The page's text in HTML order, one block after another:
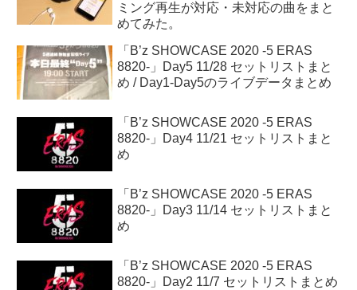
ミング再生が対応・未対応の曲をまと
めてみた。
「B’z SHOWCASE 2020 -5 ERAS
8820-」Day5 11/28 セットリストまと
め / Day1-Day5のライブデータまとめ
「B’z SHOWCASE 2020 -5 ERAS
8820-」Day4 11/21 セットリストまと
め
「B’z SHOWCASE 2020 -5 ERAS
8820-」Day3 11/14 セットリストまと
め
「B’z SHOWCASE 2020 -5 ERAS
8820-」Day2 11/7 セットリストまとめ